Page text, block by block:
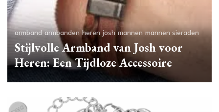
armband armbanden heren josh mannen mannen sieraden
Stijlvolle Armband van Josh voor
Heren: Een Tijdloze Accessoire